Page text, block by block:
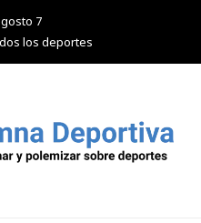
7
los deportes